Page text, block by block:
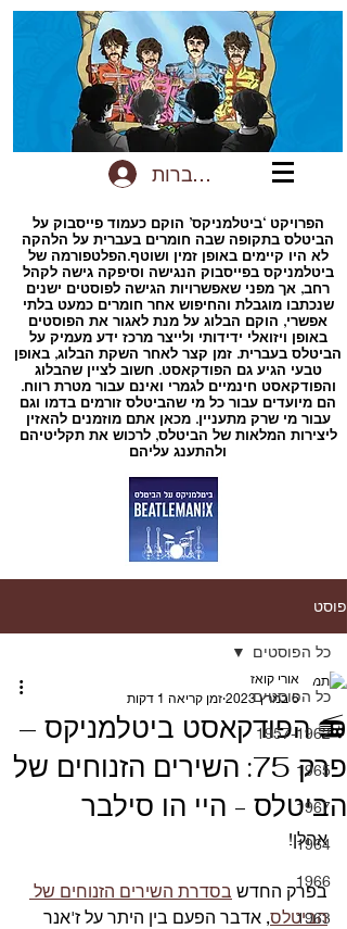
להתחברות
הפרויקט ‘ביטלמניקס’ הוקם כעמוד פייסבוק על
הביטלס בתקופה שבה חומרים בעברית על הלהקה
לא היו קיימים באופן זמין ושוטף.הפלטפורמה של
ביטלמניקס בפייסבוק הנגישה וסיפקה גישה לקהל
רחב, אך מפני שאפשרויות הגישה לפוסטים ישנים
שנכתבו מוגבלת והחיפוש אחר חומרים כמעט בלתי
אפשרי, הוקם הבלוג על מנת לאגור את הפוסטים
באופן ויזואלי ידידותי ולייצר מרכז ידע מעמיק על
הביטלס בעברית. זמן קצר לאחר השקת הבלוג, באופן
טבעי הגיע גם הפודקאסט. חשוב לציין שהבלוג
והפודקאסט חינמיים לגמרי ואינם עבור מטרת רווח.
הם מיועדים עבור כל מי שהביטלס זורמים בדמו וגם
עבור מי שרק מתעניין. מכאן אתם מוזמנים להאזין
ליצירות המלאות של הביטלס, לרכוש את תקליטיהם
ולהתענג עליהם
פוסט
כל הפוסטים
1957-1962
1965
1967
1964
1966
1963
כל הפוסטים
📻 הפודקאסט ביטלמניקס –
פרק 75: השירים הזנוחים של
הביטלס - היי הו סילבר
אורי קואז
6 במרץ 2023
זמן קריאה 1 דקות
אהלן!
בפרק החדש בסדרת השירים הזנוחים של
הביטלס, אדבר הפעם בין היתר על ז'אנר